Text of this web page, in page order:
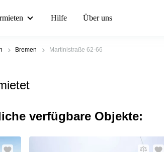
Hilfe Über uns
Bremen Martinistraße 62-66
verfügbare Objekte: